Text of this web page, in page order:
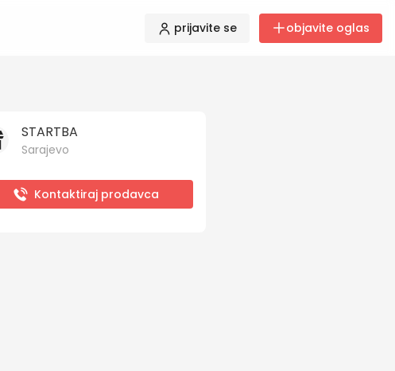
prijavite se objavite oglas
STARTBA
Sarajevo
Kontaktiraj prodavca